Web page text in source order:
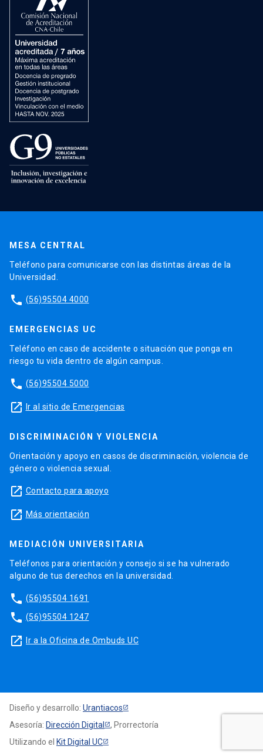
MESA CENTRAL
Teléfono para comunicarse con las distintas áreas de la
Universidad.
phone (56)95504 4000
EMERGENCIAS UC
Teléfono en caso de accidente o situación que ponga en
riesgo tu vida dentro de algún campus.
phone (56)95504 5000
launch Ir al sitio de Emergencias
DISCRIMINACIÓN Y VIOLENCIA
Orientación y apoyo en casos de discriminación, violencia de
género o violencia sexual.
launch Contacto para apoyo
launch Más orientación
MEDIACIÓN UNIVERSITARIA
Teléfonos para orientación y consejo si se ha vulnerado
alguno de tus derechos en la universidad.
phone (56)95504 1691
phone (56)95504 1247
launch Ir a la Oficina de Ombuds UC
Diseño y desarrollo: Urantiacos
Asesoría: Dirección Digital
, Prorrectoría
Utilizando el Kit Digital UC